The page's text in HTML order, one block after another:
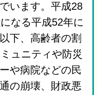
います。平成28
なる平成52年に
下、高齢者の割
ュニティや防災
や病院などの民
の崩壊、財政悪